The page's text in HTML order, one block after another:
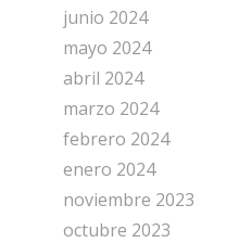
junio 2024
mayo 2024
abril 2024
marzo 2024
febrero 2024
enero 2024
noviembre 2023
octubre 2023